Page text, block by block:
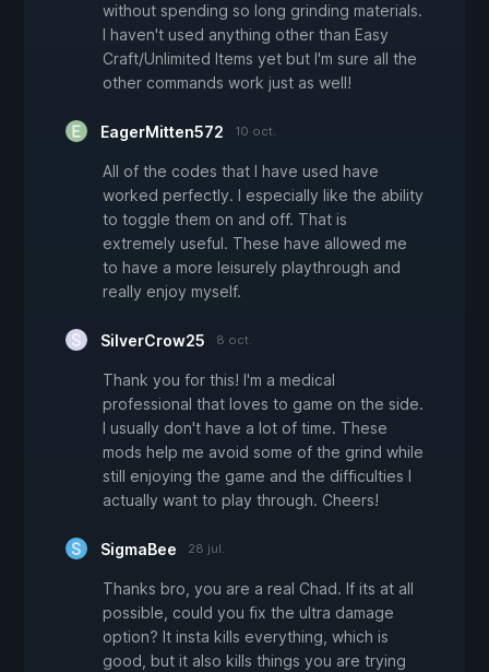
without spending so long grinding materials.
I haven't used anything other than Easy
Craft/Unlimited Items yet but I'm sure all the
other commands work just as well!
EagerMitten572 10 oct.
All of the codes that I have used have
worked perfectly. I especially like the ability
to toggle them on and off. That is
extremely useful. These have allowed me
to have a more leisurely playthrough and
really enjoy myself.
SilverCrow25 8 oct.
Thank you for this! I'm a medical
professional that loves to game on the side.
I usually don't have a lot of time. These
mods help me avoid some of the grind while
still enjoying the game and the difficulties I
actually want to play through. Cheers!
SigmaBee 28 jul.
Thanks bro, you are a real Chad. If its at all
possible, could you fix the ultra damage
option? It insta kills everything, which is
good, but it also kills things you are trying